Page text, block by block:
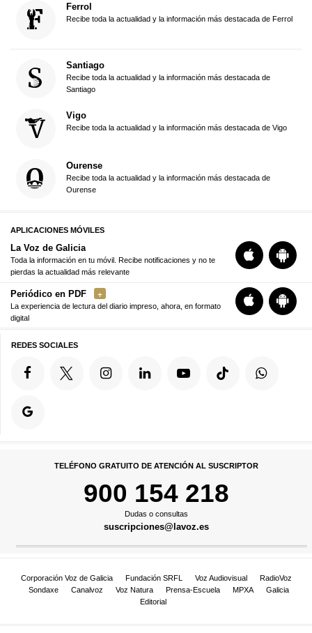
Ferrol
Recibe toda la actualidad y la información más destacada de Ferrol
Santiago
Recibe toda la actualidad y la información más destacada de
Santiago
Vigo
Recibe toda la actualidad y la información más destacada de Vigo
Ourense
Recibe toda la actualidad y la información más destacada de
Ourense
APLICACIONES MÓVILES
La Voz de Galicia
Toda la información en tu móvil. Recibe notificaciones y no te
pierdas la actualidad más relevante
Periódico en PDF
La experiencia de lectura del diario impreso, ahora, en formato
digital
REDES SOCIALES
TELÉFONO GRATUITO DE ATENCIÓN AL SUSCRIPTOR
900 154 218
Dudas o consultas
suscripciones@lavoz.es
Corporación Voz de Galicia Fundación SRFL Voz Audiovisual
RadioVoz
Sondaxe
Canalvoz Voz Natura Prensa-Escuela MPXA
Galicia
Editorial